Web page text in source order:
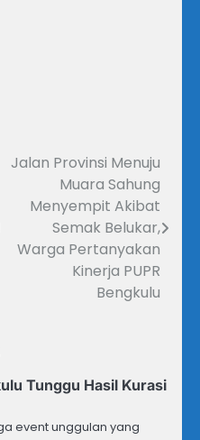
Jalan Provinsi Menuju
Muara Sahung
Menyempit Akibat
Semak Belukar,
Warga Pertanyakan
Kinerja PUPR
Bengkulu
Tunggu Hasil Kurasi
event unggulan yang